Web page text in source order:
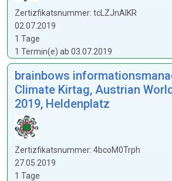
Zertizfikatsnummer: tcLZJnAIKR
02.07.2019
1 Tage
1 Termin(e) ab 03.07.2019
brainbows
Climate Kirtag, Austrian
2019, Heldenplatz
Zertizfikatsnummer: 4bcoM0Trph
27.05.2019
1 Tage